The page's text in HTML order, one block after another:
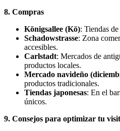
8. Compras
Königsallee (Kö): Tiendas
Schadowstrasse: Zona
accesibles.
Carlstadt: Mercados de
productos locales.
Mercado navideño
productos tradicionales.
Tiendas japonesas: En el
únicos.
9. Consejos para optimizar tu